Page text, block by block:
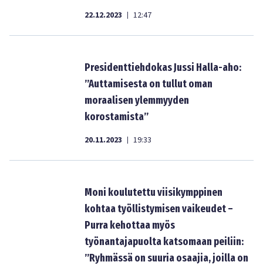
22.12.2023 | 12:47
Presidenttiehdokas Jussi Halla-aho:
”Auttamisesta on tullut oman
moraalisen ylemmyyden
korostamista”
20.11.2023 | 19:33
Moni koulutettu viisikymppinen
kohtaa työllistymisen vaikeudet –
Purra kehottaa myös
työnantajapuolta katsomaan peiliin:
”Ryhmässä on suuria osaajia, joilla on